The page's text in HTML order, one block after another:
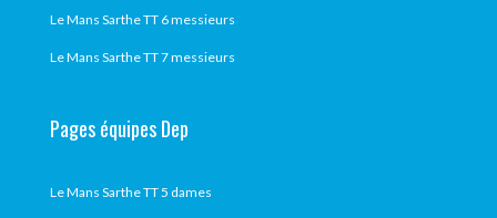
Le Mans Sarthe TT 6 messieurs
Le Mans Sarthe TT 7 messieurs
Pages équipes Dep
Le Mans Sarthe TT 5 dames